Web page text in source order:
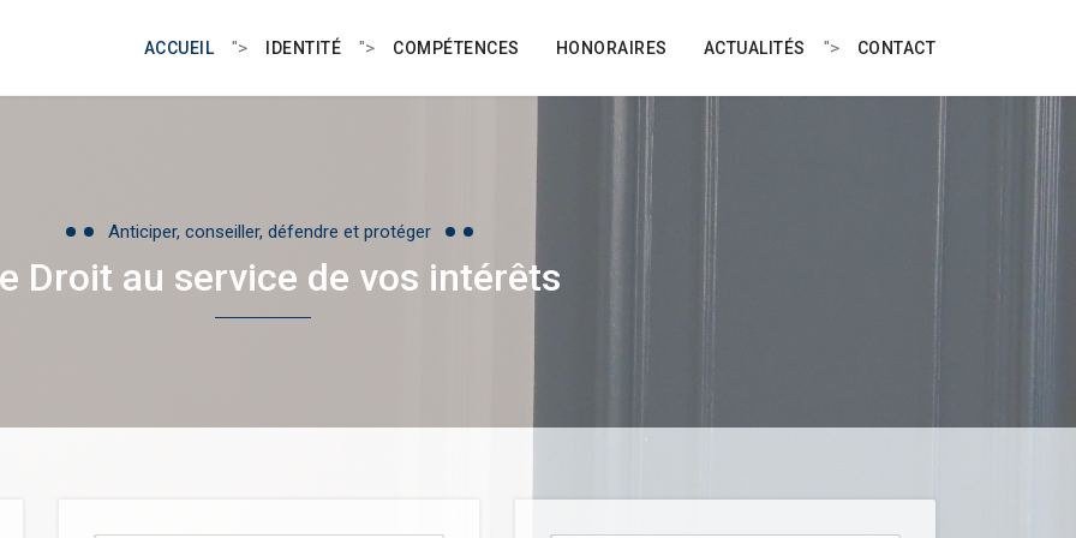
ACCUEIL "> IDENTITÉ "> COMPÉTENCES HONORAIRES ACTUALITÉS "> CONTACT
Anticiper, conseiller, défendre et protéger
Droit au service de vos intérêts